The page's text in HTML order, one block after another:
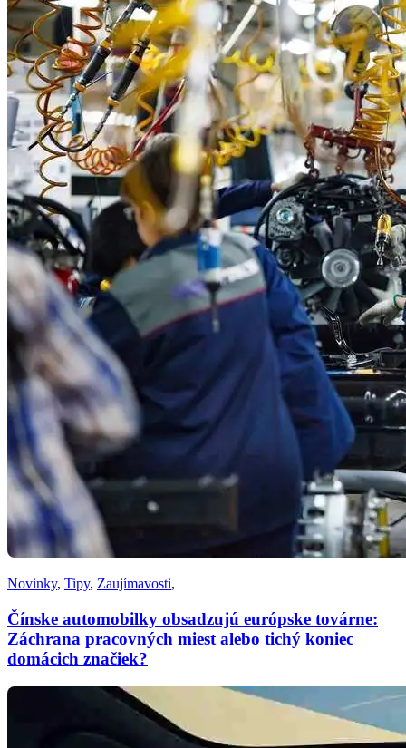
Novinky, Tipy, Zaujímavosti,
Čínske automobilky obsadzujú európske továrne:
Záchrana pracovných miest alebo tichý koniec
domácich značiek?